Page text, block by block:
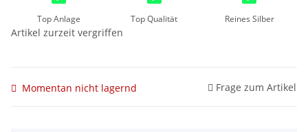
Top Anlage Top Qualität Reines Silber
Artikel zurzeit vergriffen
Momentan nicht lagernd Frage zum Artikel